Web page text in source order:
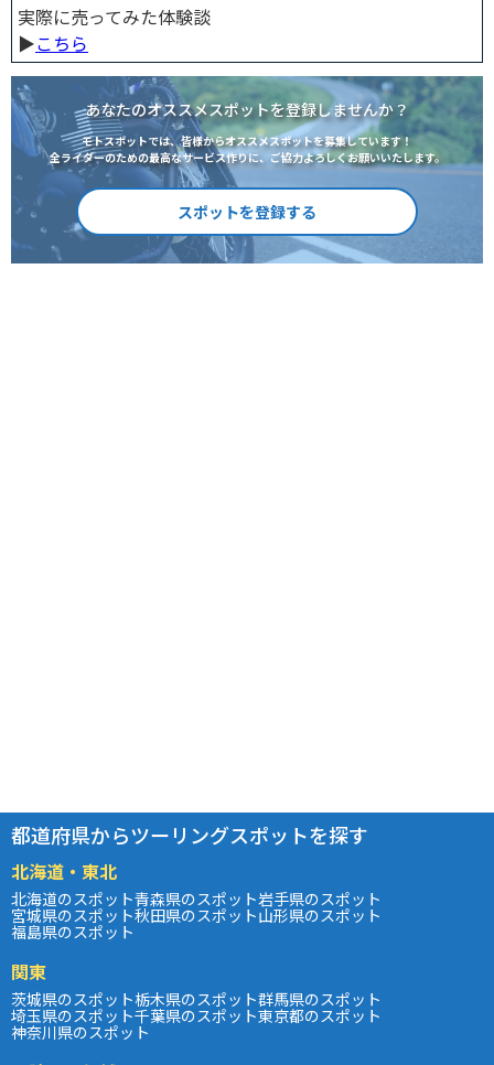
実際に売ってみた体験談
▶︎こちら
あなたのオススメスポットを登録しませんか？
モトスポットでは、皆様からオススメスポットを募集しています！
全ライダーのための最高なサービス作りに、ご協力よろしくお願いいたします。
スポットを登録する
都道府県からツーリングスポットを探す
北海道・東北
北海道のスポット青森県のスポット岩手県のスポット
宮城県のスポット秋田県のスポット山形県のスポット
福島県のスポット
関東
茨城県のスポット栃木県のスポット群馬県のスポット
埼玉県のスポット千葉県のスポット東京都のスポット
神奈川県のスポット